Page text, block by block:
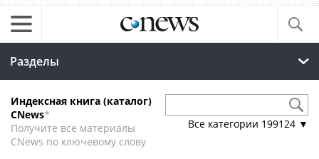
Разделы
Индексная книга (каталог)
CNews*
Получите все материалы
CNews по ключевому слову
Все категории 199124 ▼